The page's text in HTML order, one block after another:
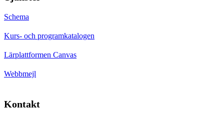
Schema
Kurs- och programkatalogen
Lärplattformen Canvas
Webbmejl
Kontakt